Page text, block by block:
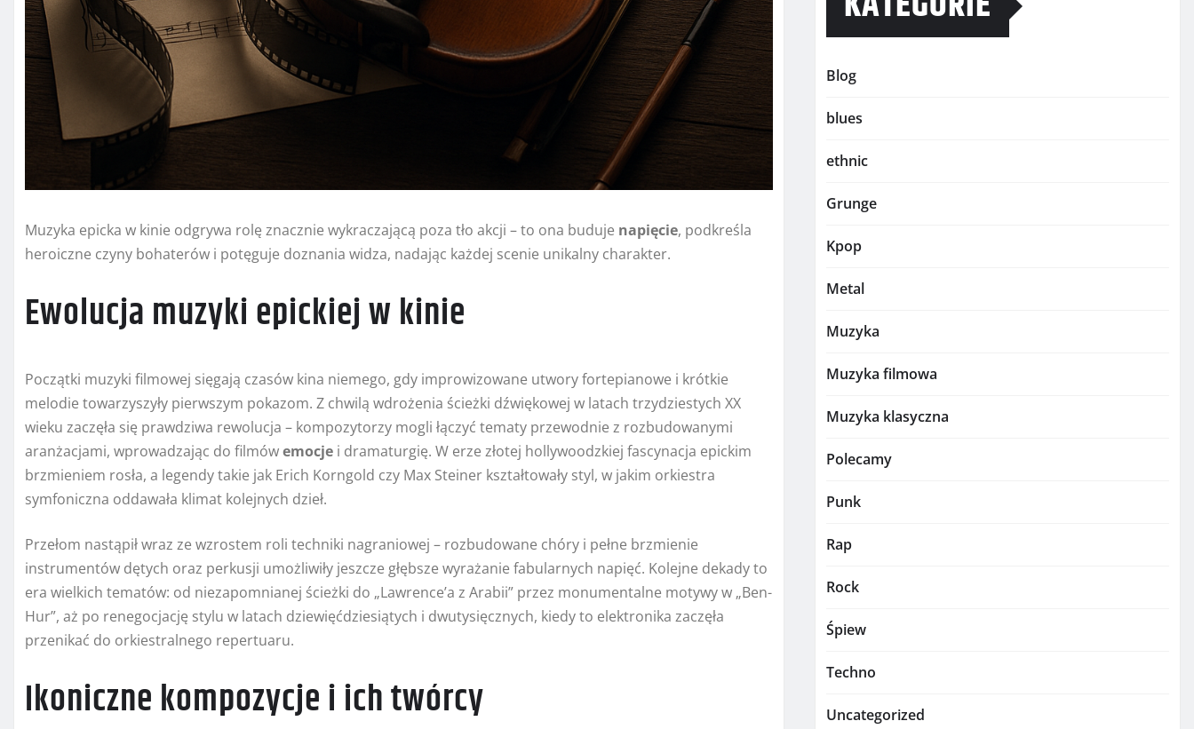
Muzyka epicka w kinie odgrywa rolę znacznie wykraczającą poza tło akcji – to ona buduje napięcie, podkreśla
heroiczne czyny bohaterów i potęguje dozna­nia widza, nadając każdej scenie unikalny charakter.
Ewolucja muzyki epickiej w kinie
Początki muzyki filmowej sięgają czasów kina niemego, gdy improwizowane utwory fortepianowe i krótkie
melodie towarzyszyły pierwszym pokazom. Z chwilą wdrożenia ścieżki dźwiękowej w latach trzydziestych XX
wieku zaczęła się prawdziwa rewolucja – kompozytorzy mogli łączyć tematy przewodnie z rozbudowanymi
aranżacjami, wprowadzając do filmówemocje i dramaturgię. W erze złotej hollywoodzkiej fascynacja epickim
brzmieniem rosła, a legendy takie jak Erich Korngold czy Max Steiner kształtowały styl, w jakim orkiestra
symfoniczna oddawała klimat kolejnych dzieł.
Przełom nastąpił wraz ze wzrostem roli techniki nagraniowej – rozbudowane chóry i pełne brzmienie
instrumentów dętych oraz perkusji umożliwiły jeszcze głębsze wyrażanie fabularnych napięć. Kolejne dekady to
era wielkich tematów: od niezapomnianej ścieżki do „Lawrence’a z Arabii” przez monumentalne motywy w „Ben-
Hur”, aż po renegocjację stylu w latach dziewięćdziesiątych i dwutysięcznych, kiedy to elektronika zaczęła
przenikać do orkiestralnego repertuaru.
Ikoniczne kompozycje i ich twórcy
Blog
blues
ethnic
Grunge
Kpop
Metal
Muzyka
Muzyka filmowa
Muzyka klasyczna
Polecamy
Punk
Rap
Rock
Śpiew
Techno
Uncategorized